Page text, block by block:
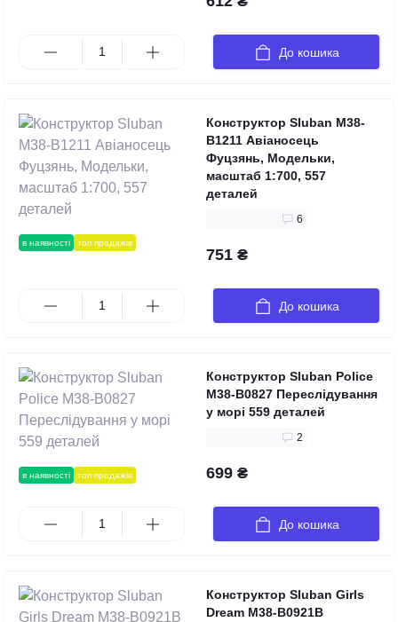
До кошика
в наявності топ продажів
Конструктор Sluban M38-
B1211 Авіаносець
Фуцзянь, Модельки,
масштаб 1:700, 557
деталей
6
751 ₴
До кошика
в наявності топ продажів
Конструктор Sluban Police
M38-B0827 Переслідування
у морі 559 деталей
2
699 ₴
До кошика
Конструктор Sluban Girls
Dream M38-B0921B